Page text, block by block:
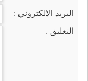
البريد الالكتروني :
التعليق :